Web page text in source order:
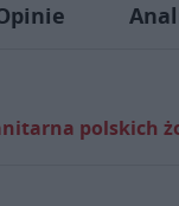
polskich